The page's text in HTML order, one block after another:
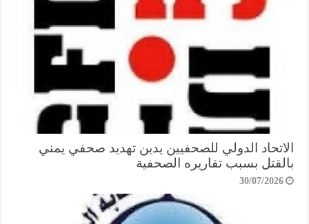
الاتحاد الدولي للصحفيين يدين تهديد صحفي يمني
بالقتل بسبب تقاريره الصحفية
30/07/2026